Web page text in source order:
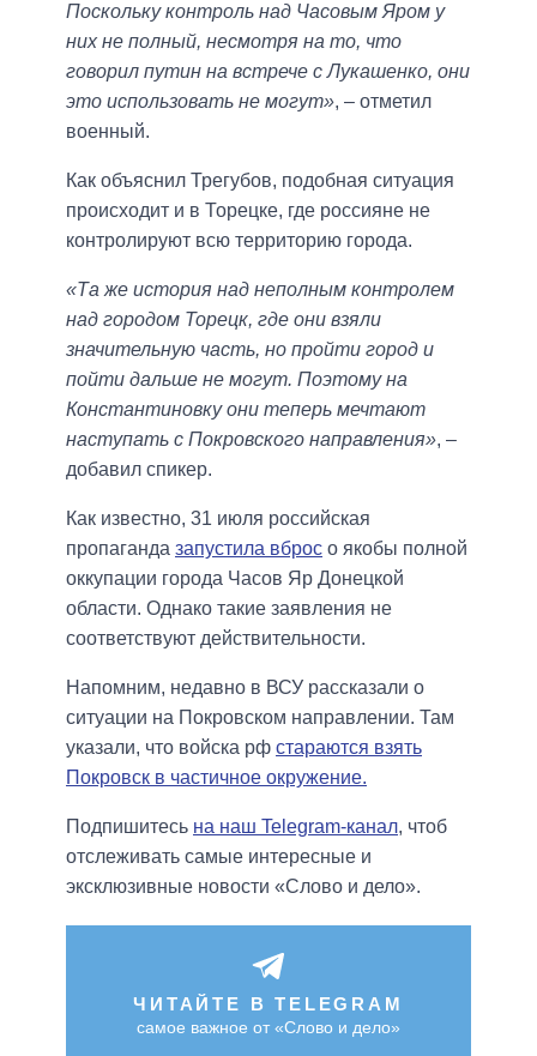
Поскольку контроль над Часовым Яром у
них не полный, несмотря на то, что
говорил путин на встрече с Лукашенко, они
это использовать не могут», – отметил
военный.
Как объяснил Трегубов, подобная ситуация
происходит и в Торецке, где россияне не
контролируют всю территорию города.
«Та же история над неполным контролем
над городом Торецк, где они взяли
значительную часть, но пройти город и
пойти дальше не могут. Поэтому на
Константиновку они теперь мечтают
наступать с Покровского направления», –
добавил спикер.
Как известно, 31 июля российская
пропаганда запустила вброс о якобы полной
оккупации города Часов Яр Донецкой
области. Однако такие заявления не
соответствуют действительности.
Напомним, недавно в ВСУ рассказали о
ситуации на Покровском направлении. Там
указали, что войска рф стараются взять
Покровск в частичное окружение.
Подпишитесь на наш Telegram-канал, чтоб
отслеживать самые интересные и
эксклюзивные новости «Слово и дело».
ЧИТАЙТЕ В TELEGRAM
самое важное от «Слово и дело»